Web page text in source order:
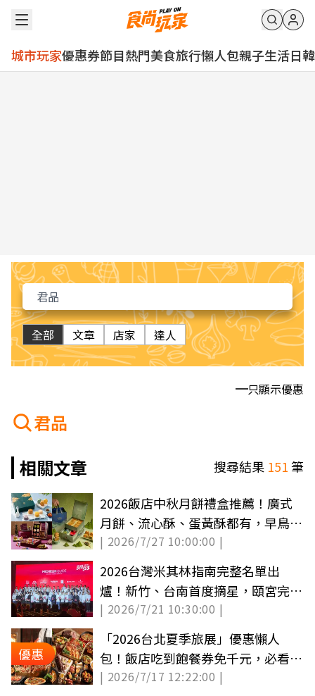
城市玩家優惠券節目熱門美食旅行懶人包親子生活日韓
全部 文章 店家 達人
只顯示優惠
君品
相關文章
搜尋結果 151筆
2026飯店中秋月餅禮盒推薦！廣式
月餅、流心酥、蛋黃酥都有，早鳥優
惠一次看
| 2026/7/27 10:00:00 |
2026台灣米其林指南完整名單出
爐！新竹、台南首度摘星，頤宮完成
９連霸
| 2026/7/21 10:30:00 |
優惠
「2026台北夏季旅展」優惠懶人
包！飯店吃到飽餐券免千元，必看限
定時段優惠
| 2026/7/17 12:22:00 |